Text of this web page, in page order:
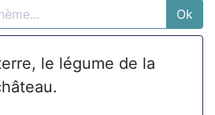
Ok
le légume de la